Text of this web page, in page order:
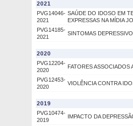
2021
PVG14046-
2021
SAÚDE DO IDOSO EM
EXPRESSAS NA MÍDIA
PVG14185-
2021
SINTOMAS
2020
PVG12204-
2020
FATORES ASSOCIADOS
PVG12453-
2020
VIOLÊNCIA CONTRA
2019
PVG10474-
2019
IMPACTO DA